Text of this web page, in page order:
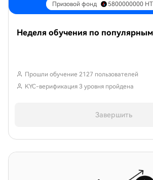
Призовой фонд 5800000000
Неделя обучения по
Прошли обучение 2127 пользователей
KYC-верификация 3 уровня пройдена
Завершить